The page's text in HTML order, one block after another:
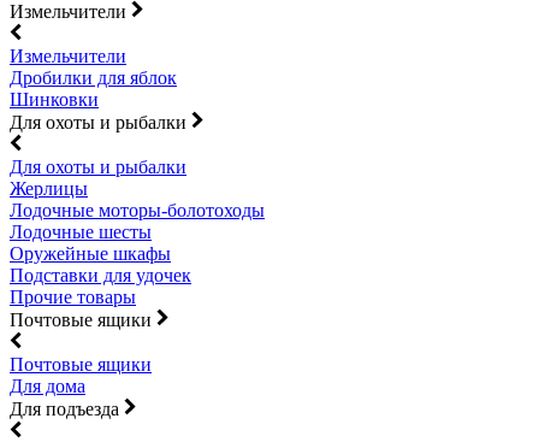
Измельчители
Измельчители
Дробилки для яблок
Шинковки
Для охоты и рыбалки
Для охоты и рыбалки
Жерлицы
Лодочные моторы-болотоходы
Лодочные шесты
Оружейные шкафы
Подставки для удочек
Прочие товары
Почтовые ящики
Почтовые ящики
Для дома
Для подъезда